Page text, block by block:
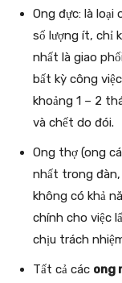
Ong đực: là
số lượng ít, chỉ
nhất là giao
bất kỳ công
khoảng 1 – 2
và chết do đói.
Ong thợ (ong
nhất trong
không có khả
chính cho việc
chịu trách
Tất cả các ong